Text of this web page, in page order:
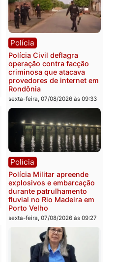
Polícia
Polícia Federal apreende
400 quilos de drogas e
prende motorista em RO
sexta-feira, 07/08/2026 às
Polícia
Polícia Civil deflagra
operação contra facção
criminosa que atacava
provedores de internet
Rondônia
sexta-feira, 07/08/2026 às